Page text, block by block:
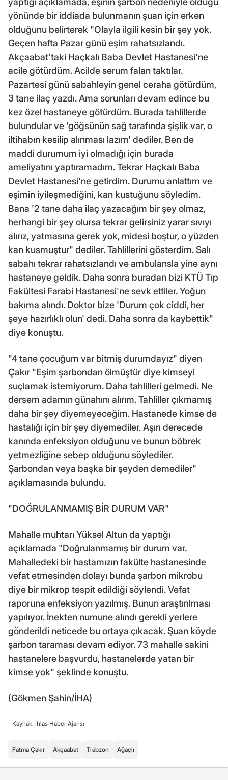
yönünde bir iddiada bulunmanın şuan için erken
olduğunu belirterek "Olayla ilgili kesin bir şey yok.
Geçen hafta Pazar günü eşim rahatsızlandı.
Akçaabat'taki Haçkalı Baba Devlet Hastanesi'ne
acile götürdüm. Acilde serum falan taktılar.
Pazartesi günü sabahleyin genel ceraha götürdüm,
3 tane ilaç yazdı. Ama sorunları devam edince bu
kez özel hastaneye götürdüm. Burada tahlillerde
bulundular ve 'göğsünün sağ tarafında şişlik var, o
iltihabın kesilip alınması lazım' dediler. Ben de
maddi durumum iyi olmadığı için burada
ameliyatını yaptıramadım. Tekrar Haçkalı Baba
Devlet Hastanesi'ne getirdim. Durumu anlattım ve
eşimin iyileşmediğini, kan kustuğunu söyledim.
Bana '2 tane daha ilaç yazacağım bir şey olmaz,
herhangi bir şey olursa tekrar gelirsiniz yarar sıvıyı
alırız, yatmasına gerek yok, midesi boştur, o yüzden
kan kusmuştur" dediler. Tahlillerini gösterdim. Salı
sabahı tekrar rahatsızlandı ve ambulansla yine aynı
hastaneye geldik. Daha sonra buradan bizi KTÜ Tıp
Fakültesi Farabi Hastanesi'ne sevk ettiler. Yoğun
bakıma alındı. Doktor bize 'Durum çok ciddi, her
şeye hazırlıklı olun' dedi. Daha sonra da kaybettik"
diye konuştu.
"4 tane çocuğum var bitmiş durumdayız" diyen
Çakır "Eşim şarbondan ölmüştür diye kimseyi
suçlamak istemiyorum. Daha tahlilleri gelmedi. Ne
dersem adamın günahını alırım. Tahliller çıkmamış
daha bir şey diyemeyeceğim. Hastanede kimse de
hastalığı için bir şey diyemediler. Aşırı derecede
kanında enfeksiyon olduğunu ve bunun böbrek
yetmezliğine sebep olduğunu söylediler.
Şarbondan veya başka bir şeyden demediler"
açıklamasında bulundu.
"DOĞRULANMAMIŞ BİR DURUM VAR"
Mahalle muhtarı Yüksel Altun da yaptığı
açıklamada "Doğrulanmamış bir durum var.
Mahalledeki bir hastamızın fakülte hastanesinde
vefat etmesinden dolayı bunda şarbon mikrobu
diye bir mikrop tespit edildiği söylendi. Vefat
raporuna enfeksiyon yazılmış. Bunun araştırılması
yapılıyor. İnekten numune alındı gerekli yerlere
gönderildi neticede bu ortaya çıkacak. Şuan köyde
şarbon taraması devam ediyor. 73 mahalle sakini
hastanelere başvurdu, hastanelerde yatan bir
kimse yok" şeklinde konuştu.
(Gökmen Şahin/İHA)
Kaynak: İhlas Haber Ajansı
Fatma Çakır Akçaabat Trabzon Ağaçlı